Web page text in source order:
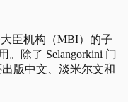
大臣机构（MBI）的子
除了 Selangorkini 门
版中文、淡米尔文和